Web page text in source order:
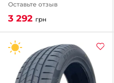
Оставьте отзыв
3 292 грн